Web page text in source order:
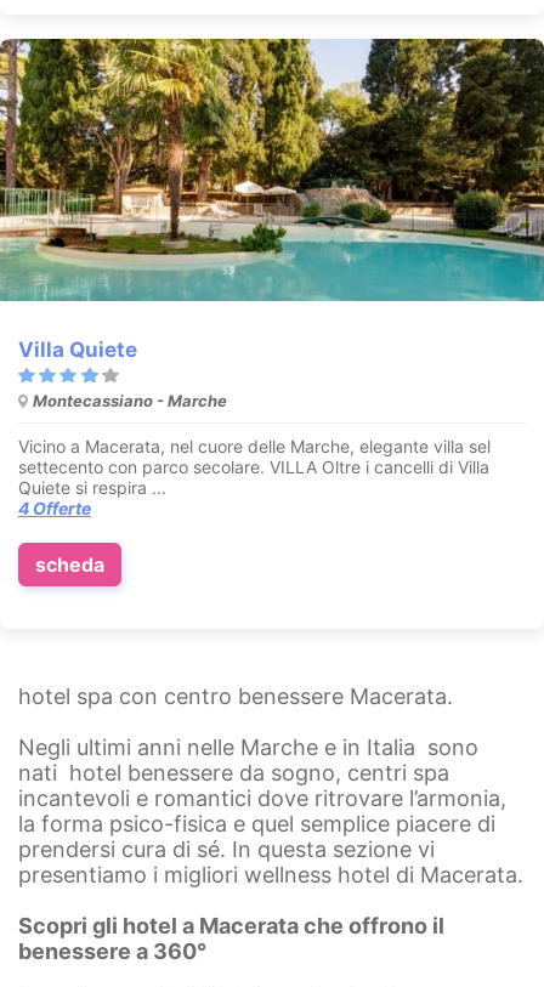
Villa Quiete
Montecassiano - Marche
Vicino a Macerata, nel cuore delle Marche, elegante villa sel
settecento con parco secolare. VILLA Oltre i cancelli di Villa
Quiete si respira ...
4 Offerte
scheda
hotel spa con centro benessere Macerata.
Negli ultimi anni nelle Marche e in Italia sono
nati hotel benessere da sogno, centri spa
incantevoli e romantici dove ritrovare l’armonia,
la forma psico-fisica e quel semplice piacere di
prendersi cura di sé. In questa sezione vi
presentiamo i migliori wellness hotel di Macerata.
Scopri gli hotel a Macerata che offrono il
benessere a 360°